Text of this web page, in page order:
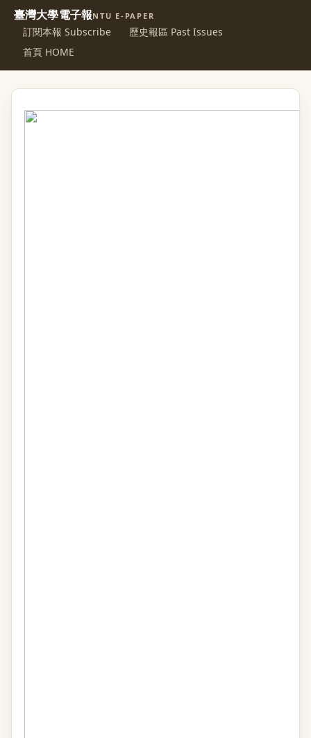
臺灣大學電子報NTU E-PAPER
訂閱本報 Subscribe
歷史報區 Past Issues
首頁 HOME